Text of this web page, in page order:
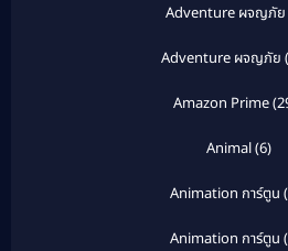
Adventure ผจญภัย
Adventure ผจญภัย
Amazon Prime
Animal(6)
Animation การ์ตูน
Animation การ์ตูน